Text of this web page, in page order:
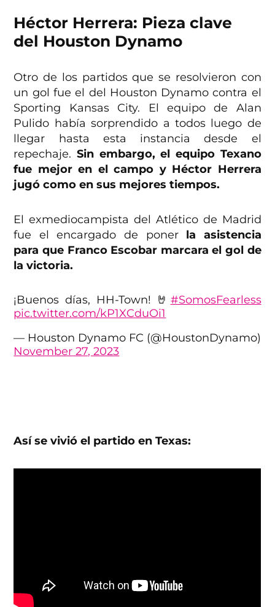
Héctor Herrera: Pieza clave
del Houston Dynamo
Otro de los partidos que se resolvieron con
un gol fue el del Houston Dynamo contra el
Sporting Kansas City. El equipo de Alan
Pulido había sorprendido a todos luego de
llegar hasta esta instancia desde el
repechaje.Sin embargo, el equipo Texano
fue mejor en el campo y Héctor Herrera
jugó como en sus mejores tiempos.
El exmediocampista del Atlético de Madrid
fue el encargado de poner la asistencia
para que Franco Escobar marcara el gol de
la victoria.
¡Buenos días, HH-Town! 🤘 #SomosFearless
pic.twitter.com/kP1XCduOi1
— Houston Dynamo FC (@HoustonDynamo)
November 27, 2023
Así se vivió el partido en Texas: